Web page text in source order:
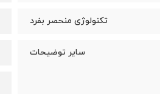
تکنولوژی منحصر بفرد
سایر توضیحات